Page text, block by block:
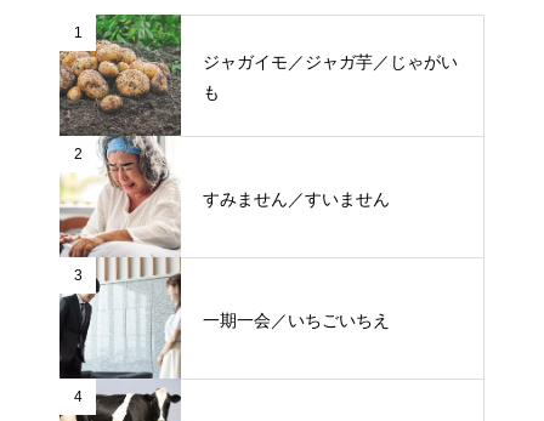
1
ジャガイモ／ジャガ芋／じゃがい
も
2
すみません／すいません
3
一期一会／いちごいちえ
4